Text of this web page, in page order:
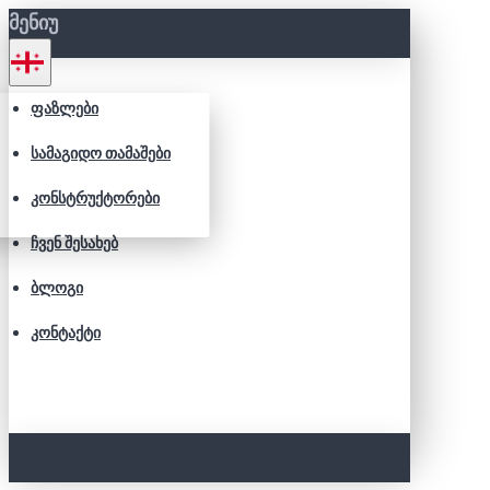
ᲛᲔᲜᲘᲣ
ᲤᲐᲖᲚᲔᲑᲘ
ᲡᲐᲛᲐᲒᲘᲓᲝ ᲗᲐᲛᲐᲨᲔᲑᲘ
ᲙᲝᲜᲡᲢᲠᲣᲥᲢᲝᲠᲔᲑᲘ
ᲩᲕᲔᲜ ᲨᲔᲡᲐᲮᲔᲑ
ᲑᲚᲝᲒᲘ
ᲙᲝᲜᲢᲐᲥᲢᲘ